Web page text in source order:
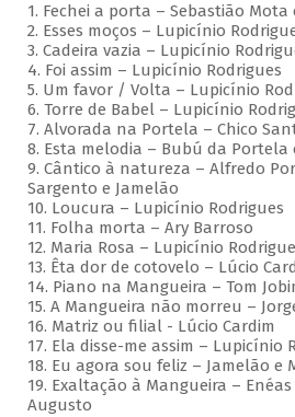
1. Fechei a porta – Sebastião Mota
2. Esses moços – Lupicínio
3. Cadeira vazia – Lupicínio
4. Foi assim – Lupicínio Rodrigues
5. Um favor / Volta – Lupicínio
6. Torre de Babel – Lupicínio
7. Alvorada na Portela – Chico
8. Esta melodia – Bubú da Portela
9. Cântico à natureza – Alfredo
Sargento e Jamelão
10. Loucura – Lupicínio Rodrigues
11. Folha morta – Ary Barroso
12. Maria Rosa – Lupicínio
13. Êta dor de cotovelo – Lúcio
14. Piano na Mangueira – Tom
15. A Mangueira não morreu –
16. Matriz ou filial - Lúcio Cardim
17. Ela disse-me assim – Lupicínio
18. Eu agora sou feliz – Jamelão e
19. Exaltação à Mangueira –
Augusto